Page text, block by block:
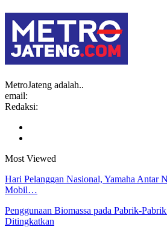
MetroJateng adalah..
email:
Redaksi:
Most Viewed
Hari Pelanggan Nasional, Yamaha
Mobil…
Penggunaan Biomassa pada Pabrik-
Ditingkatkan